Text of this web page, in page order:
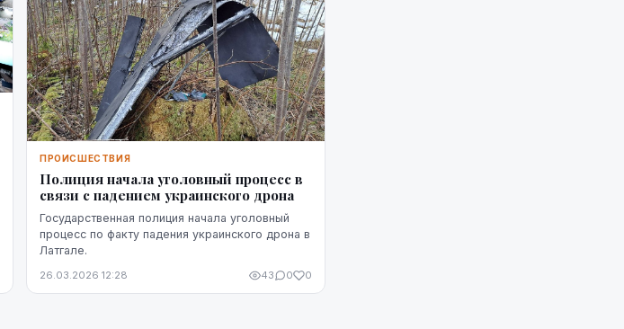
ПРОИСШЕСТВИЯ
Полиция начала уголовный процесс в
связи с падением украинского дрона
Государственная полиция начала уголовный
процесс по факту падения украинского дрона в
Латгале.
26.03.2026 12:28 43 0 0